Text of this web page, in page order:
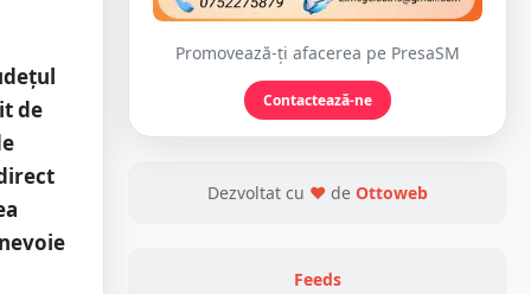
de
Promovează-ți afacerea pe PresaSM
Contactează-ne
Dezvoltat cu ❤ de Ottoweb
Feeds